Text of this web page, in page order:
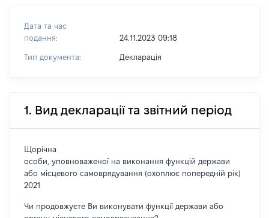
Дата та час
подання:
24.11.2023 09:18
Тип документа: Декларація
1. Вид декларації та звітний період
Щорічна
особи, уповноваженої на виконання функцій держави
або місцевого самоврядування (охоплює попередній рік)
2021
Чи продовжуєте Ви виконувати функції держави або